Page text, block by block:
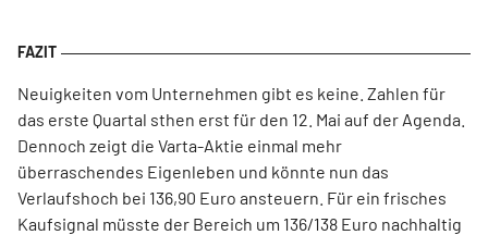
Neuigkeiten vom Unternehmen gibt es keine. Zahlen für
das erste Quartal sthen erst für den 12. Mai auf der Agenda.
Dennoch zeigt die Varta-Aktie einmal mehr
überraschendes Eigenleben und könnte nun das
Verlaufshoch bei 136,90 Euro ansteuern. Für ein frisches
Kaufsignal müsste der Bereich um 136/138 Euro nachhaltig